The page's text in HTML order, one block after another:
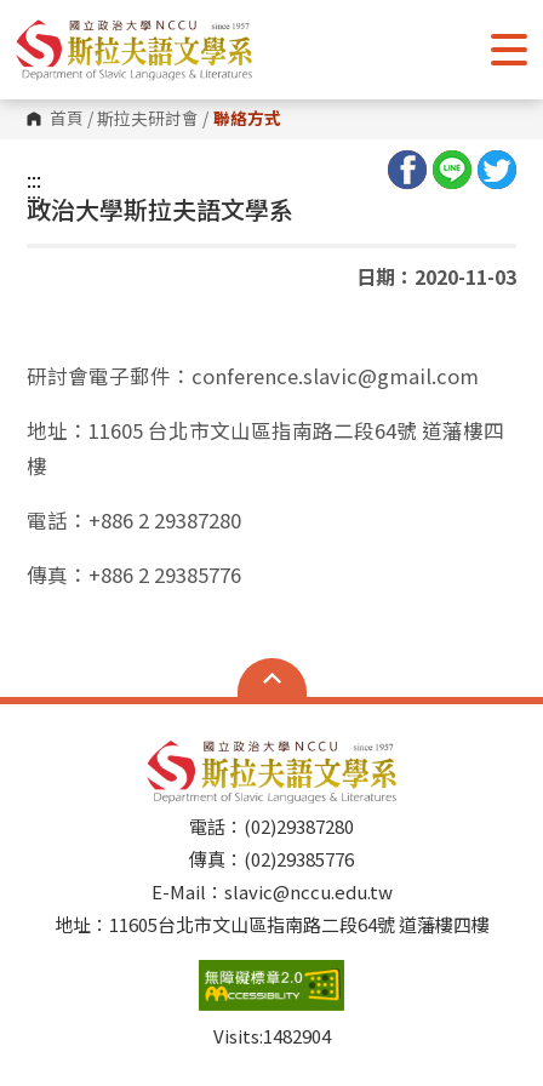
到
主
要
內
容
區 首頁 /斯拉夫研討會 / 聯絡方式
:::
:::
政治大學斯拉夫語文學系
日期：2020-11-03
研討會電子郵件：conference.slavic@gmail.com
地址：11605 台北市文山區指南路二段64號 道藩樓四
樓
電話：+886 2 29387280
傳真：+886 2 29385776
電話：(02)29387280
傳真：(02)29385776
E-Mail：slavic@nccu.edu.tw
地址：11605台北市文山區指南路二段64號 道藩樓四樓
Visits:1482904